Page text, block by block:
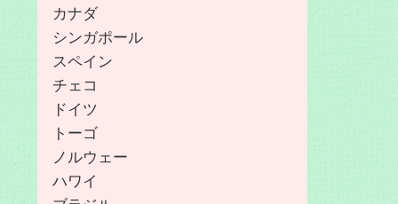
カナダ
シンガポール
スペイン
チェコ
ドイツ
トーゴ
ノルウェー
ハワイ